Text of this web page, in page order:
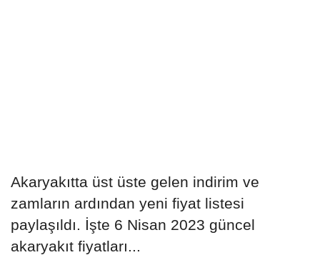
Akaryakıtta üst üste gelen indirim ve
zamların ardından yeni fiyat listesi
paylaşıldı. İşte 6 Nisan 2023 güncel
akaryakıt fiyatları...